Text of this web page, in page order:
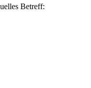
Betreff: